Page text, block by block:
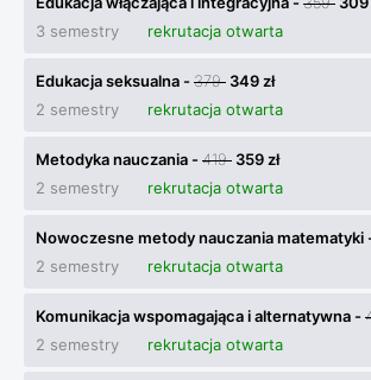
3 semestry
rekrutacja otwarta
Edukacja seksualna -379 349 zł
2 semestry
rekrutacja otwarta
Metodyka nauczania -419 359 zł
2 semestry
rekrutacja otwarta
Nowoczesne metody nauczania matematyki
2 semestry
rekrutacja otwarta
Komunikacja wspomagająca i alternatywna -
2 semestry
rekrutacja otwarta